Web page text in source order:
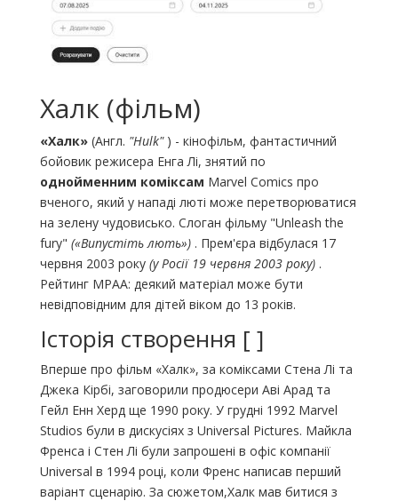
Халк (фільм)
«Халк»(Англ. "Hulk") - кінофільм, фантастичний
бойовик режисера Енга Лі, знятий по
однойменним коміксам Marvel Comics про
вченого, який у нападі люті може перетворюватися
на зелену чудовисько. Слоган фільму "Unleash the
fury" («Випустіть лють»). Прем'єра відбулася 17
червня 2003 року (у Росії 19 червня 2003 року).
Рейтинг MPAA: деякий матеріал може бути
невідповідним для дітей віком до 13 років.
Історія створення [ ]
Вперше про фільм «Халк», за коміксами Стена Лі та
Джека Кірбі, заговорили продюсери Аві Арад та
Гейл Енн Херд ще 1990 року. У грудні 1992 Marvel
Studios були в дискусіях з Universal Pictures. Майкла
Френса і Стен Лі були запрошені в офіс компанії
Universal в 1994 році, коли Френс написав перший
варіант сценарію. За сюжетом,Халк мав битися з